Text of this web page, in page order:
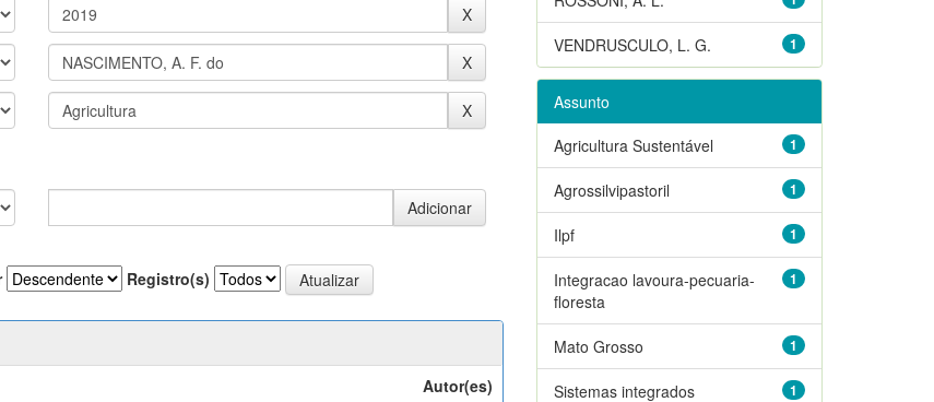
Registro(s)
Autor(es)
1
VENDRUSCULO, L. G.
Assunto
1
Agricultura Sustentável
1
Agrossilvipastoril
1
Ilpf
1
Integracao lavoura-pecuaria-
floresta
1
Mato Grosso
1
Sistemas integrados